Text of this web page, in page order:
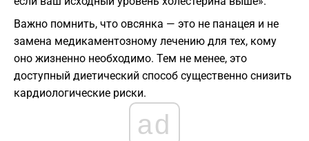
​Важно помнить, что овсянка — это не панацея и не
замена медикаментозному лечению для тех, кому
оно жизненно необходимо. Тем не менее, это
доступный диетический способ существенно снизить
кардиологические риски.
ad